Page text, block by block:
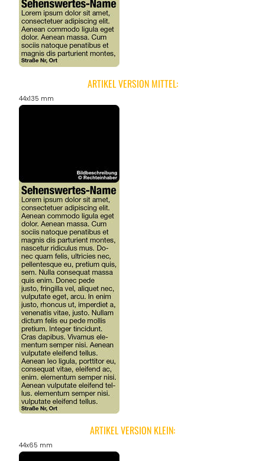
ARTIKEL VERSION MITTEL:
44x135 mm
ARTIKEL VERSION KLEIN:
44x65 mm